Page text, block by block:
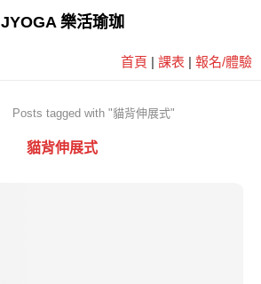
JYOGA 樂活瑜珈
首頁 | 課表 | 報名/體驗
Posts tagged with "貓背伸展式"
貓背伸展式